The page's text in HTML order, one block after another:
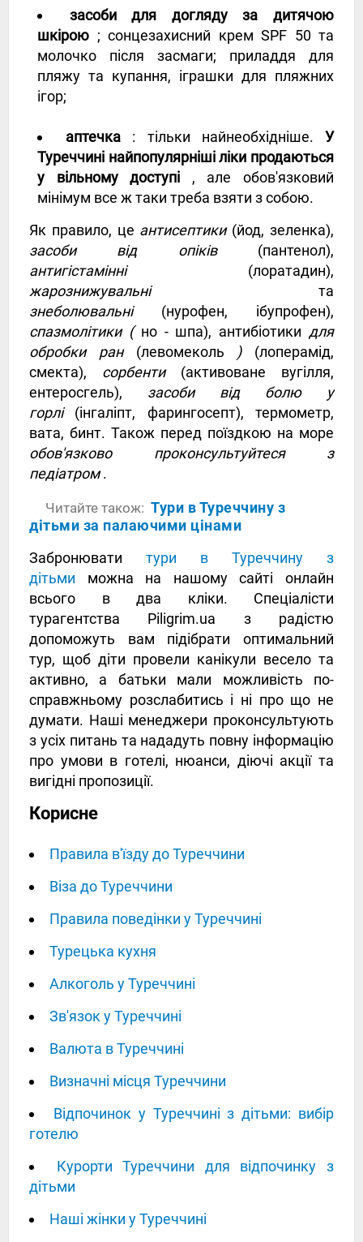
засоби для догляду за дитячою
шкірою ; сонцезахисний крем SPF 50 та
молочко після засмаги; приладдя для
пляжу та купання, іграшки для пляжних
ігор;
аптечка : тільки найнеобхідніше.У
Туреччині найпопулярніші ліки продаються
у вільному доступі , але обов'язковий
мінімум все ж таки треба взяти з собою.
Як правило, це антисептики(йод, зеленка),
засоби від опіків(пантенол),
антигістамінні(лоратадин),
жарознижувальніта
знеболювальні(нурофен, ібупрофен),
спазмолітики (но - шпа), антибіотикидля
обробки ран(левомеколь )(лоперамід,
смекта), сорбенти(активоване вугілля,
ентеросгель), засоби від болю у
горлі(інгаліпт, фарингосепт), термометр,
вата, бинт. Також перед поїздкою на море
обов'язково проконсультуйтеся з
педіатром.
Читайте також: Тури в Туреччину з
дітьми за палаючими цінами
Забронювати тури в Туреччину з
дітьми можна на нашому сайті онлайн
всього в два кліки. Спеціалісти
турагентства Piligrim.ua з радістю
допоможуть вам підібрати оптимальний
тур, щоб діти провели канікули весело та
активно, а батьки мали можливість по-
справжньому розслабитись і ні про що не
думати. Наші менеджери проконсультують
з усіх питань та нададуть повну інформацію
про умови в готелі, нюанси, діючі акції та
вигідні пропозиції.
Корисне
Правила в'їзду до Туреччини
Віза до Туреччини
Правила поведінки у Туреччині
Турецька кухня
Алкоголь у Туреччині
Зв'язок у Туреччині
Валюта в Туреччині
Визначні місця Туреччини
Відпочинок у Туреччині з дітьми: вибір
готелю
Курорти Туреччини для відпочинку з
дітьми
Наші жінки у Туреччині